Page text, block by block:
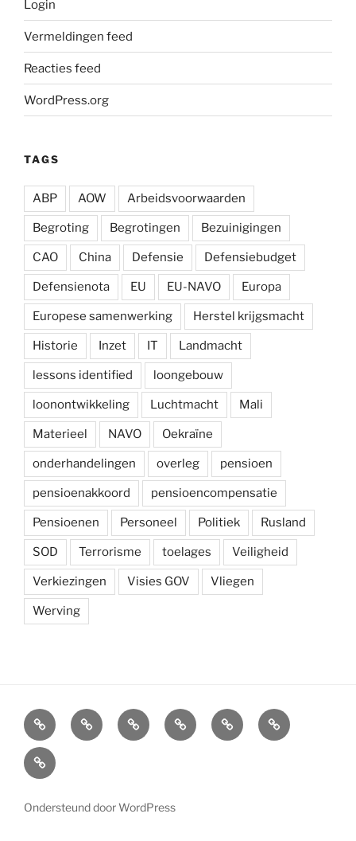
Login
Vermeldingen feed
Reacties feed
WordPress.org
TAGS
ABP AOW Arbeidsvoorwaarden
Begroting Begrotingen Bezuinigingen
CAO China Defensie Defensiebudget
Defensienota EU EU-NAVO Europa
Europese samenwerking Herstel krijgsmacht
Historie Inzet IT Landmacht
lessons identified loongebouw
loonontwikkeling Luchtmacht Mali
Materieel NAVO Oekraïne
onderhandelingen overleg pensioen
pensioenakkoord pensioencompensatie
Pensioenen Personeel Politiek Rusland
SOD Terrorisme toelages Veiligheid
Verkiezingen Visies GOV Vliegen
Werving
Arbeidsvoorwaarden
Carré
Onze
krijgsmacht
Ledenvoordelen
AfdelingenSymposium
Carré
Overzicht
Ondersteund door WordPress